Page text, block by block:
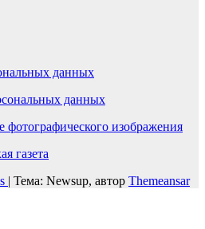
данных
данных
фотографического изображения
| Тема: Newsup, автор Themeansar